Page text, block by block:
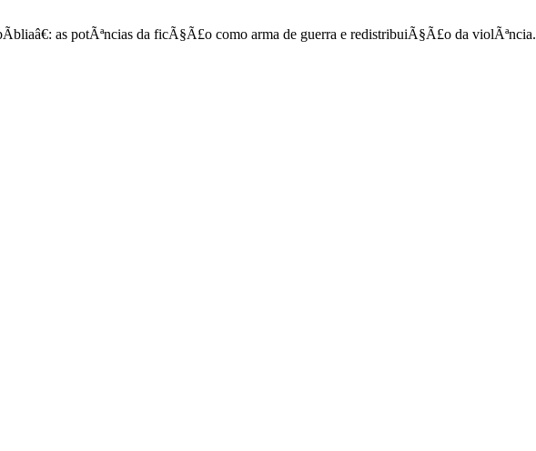
as potÃªncias da ficÃ§Ã£o como arma de guerra e redistribuiÃ§Ã£o da violÃªncia.